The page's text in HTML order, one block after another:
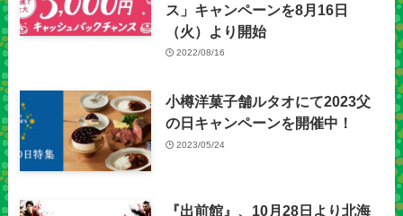
ス」キャンペーンを8月16日
（火）より開始
2022/08/16
小樽洋菓子舗ルタオにて2023父
の日キャンペーンを開催中！
2023/05/24
『出前館』、10月28日より北海